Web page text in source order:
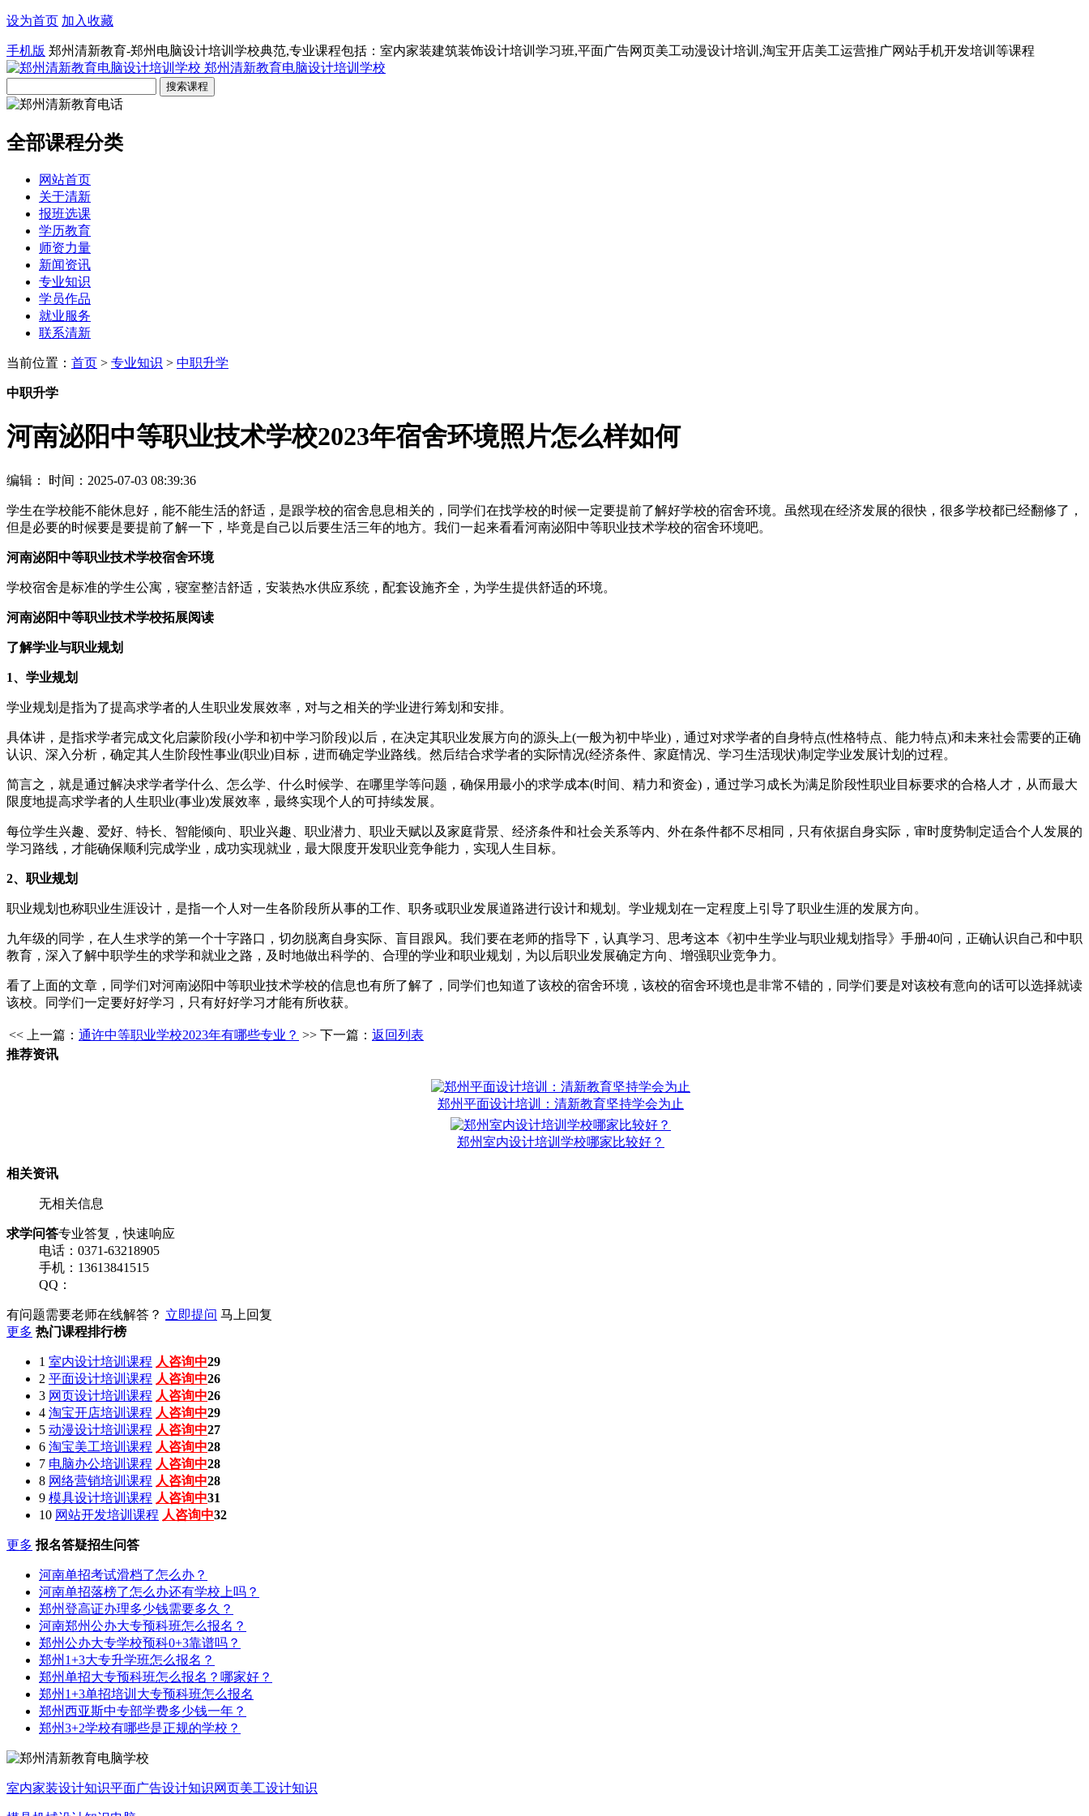
设为首页 加入收藏
手机版 郑州清新教育-郑州电脑设计培训学校典范,专业课程包括：室内家装建筑装饰设计培训学习班,平面广告网页美工动漫设计培训,淘宝开店美工运营推广网站手机开发培训等课程
郑州清新教育电脑设计培训学校
全部课程分类
网站首页
关于清新
报班选课
学历教育
师资力量
新闻资讯
专业知识
学员作品
就业服务
联系清新
当前位置： 首页 > 专业知识 > 中职升学
中职升学
河南泌阳中等职业技术学校2023年宿舍环境照片怎么样如何
编辑： 时间：2025-07-03 08:39:36
学生在学校能不能休息好，能不能生活的舒适，是跟学校的宿舍息息相关的，同学们在找学校的时候一定要提前了解好学校的宿舍环境。虽然现在经济发展的很快，很多学校都已经翻修了，
但是必要的时候要是要提前了解一下，毕竟是自己以后要生活三年的地方。我们一起来看看河南泌阳中等职业技术学校的宿舍环境吧。
河南泌阳中等职业技术学校宿舍环境
学校宿舍是标准的学生公寓，寝室整洁舒适，安装热水供应系统，配套设施齐全，为学生提供舒适的环境。
河南泌阳中等职业技术学校拓展阅读
了解学业与职业规划
1、学业规划
学业规划是指为了提高求学者的人生职业发展效率，对与之相关的学业进行筹划和安排。
具体讲，是指求学者完成文化启蒙阶段(小学和初中学习阶段)以后，在决定其职业发展方向的源头上(一般为初中毕业)，通过对求学者的自身特点(性格特点、能力特点)和未来社会需要的正确
认识、深入分析，确定其人生阶段性事业(职业)目标，进而确定学业路线。然后结合求学者的实际情况(经济条件、家庭情况、学习生活现状)制定学业发展计划的过程。
简言之，就是通过解决求学者学什么、怎么学、什么时候学、在哪里学等问题，确保用最小的求学成本(时间、精力和资金)，通过学习成长为满足阶段性职业目标要求的合格人才，从而最大
限度地提高求学者的人生职业(事业)发展效率，最终实现个人的可持续发展。
每位学生兴趣、爱好、特长、智能倾向、职业兴趣、职业潜力、职业天赋以及家庭背景、经济条件和社会关系等内、外在条件都不尽相同，只有依据自身实际，审时度势制定适合个人发展的
学习路线，才能确保顺利完成学业，成功实现就业，最大限度开发职业竞争能力，实现人生目标。
2、职业规划
职业规划也称职业生涯设计，是指一个人对一生各阶段所从事的工作、职务或职业发展道路进行设计和规划。学业规划在一定程度上引导了职业生涯的发展方向。
九年级的同学，在人生求学的第一个十字路口，切勿脱离自身实际、盲目跟风。我们要在老师的指导下，认真学习、思考这本《初中生学业与职业规划指导》手册40问，正确认识自己和中职
教育，深入了解中职学生的求学和就业之路，及时地做出科学的、合理的学业和职业规划，为以后职业发展确定方向、增强职业竞争力。
看了上面的文章，同学们对河南泌阳中等职业技术学校的信息也有所了解了，同学们也知道了该校的宿舍环境，该校的宿舍环境也是非常不错的，同学们要是对该校有意向的话可以选择就读
该校。同学们一定要好好学习，只有好好学习才能有所收获。
<< 上一篇： 通许中等职业学校2023年有哪些专业？ >> 下一篇： 返回列表
推荐资讯
郑州平面设计培训：清新教育坚持学会为止
郑州室内设计培训学校哪家比较好？
相关资讯
无相关信息
求学问答专业答复，快速响应
电话：0371-63218905
手机：13613841515
QQ：
有问题需要老师在线解答？ 立即提问 马上回复
更多 热门课程排行榜
1 室内设计培训课程 人咨询中29
2 平面设计培训课程 人咨询中26
3 网页设计培训课程 人咨询中26
4 淘宝开店培训课程 人咨询中29
5 动漫设计培训课程 人咨询中27
6 淘宝美工培训课程 人咨询中28
7 电脑办公培训课程 人咨询中28
8 网络营销培训课程 人咨询中28
9 模具设计培训课程 人咨询中31
10 网站开发培训课程 人咨询中32
更多 报名答疑招生问答
河南单招考试滑档了怎么办？
河南单招落榜了怎么办还有学校上吗？
郑州登高证办理多少钱需要多久？
河南郑州公办大专预科班怎么报名？
郑州公办大专学校预科0+3靠谱吗？
郑州1+3大专升学班怎么报名？
郑州单招大专预科班怎么报名？哪家好？
郑州1+3单招培训大专预科班怎么报名
郑州西亚斯中专部学费多少钱一年？
郑州3+2学校有哪些是正规的学校？
室内家装设计知识平面广告设计知识网页美工设计知识